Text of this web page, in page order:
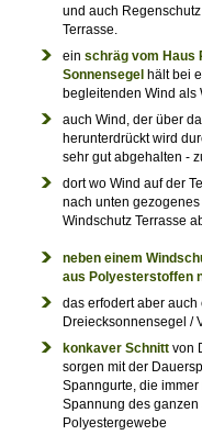
und auch
Terrasse.
ein schräg vom Haus
Sonnensegel hält bei
begleitenden Wind als
auch Wind, der über
herunterdrückt wird
sehr gut abgehalten -
dort wo Wind auf der
nach unten
Windschutz Terrasse
neben einem
aus Polyesterstoffen
das erfodert aber
Dreiecksonnensegel /
konkaver Schnitt von
sorgen mit der
Spanngurte, die
Spannung des
Polyestergewebe